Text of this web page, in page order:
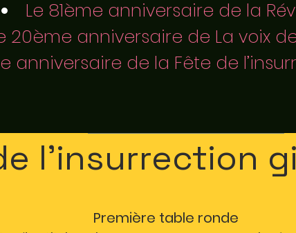
Le 81ème anniversaire de la
20ème anniversaire de La voix
anniversaire de la Fête de
l'insurrection
Première table ronde